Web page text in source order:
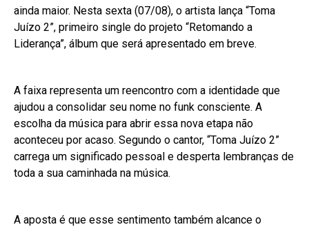
ainda maior. Nesta sexta (07/08), o artista lança “Toma
Juízo 2”, primeiro single do projeto “Retomando a
Liderança”, álbum que será apresentado em breve.
A faixa representa um reencontro com a identidade que
ajudou a consolidar seu nome no funk consciente. A
escolha da música para abrir essa nova etapa não
aconteceu por acaso. Segundo o cantor, “Toma Juízo 2”
carrega um significado pessoal e desperta lembranças de
toda a sua caminhada na música.
A aposta é que esse sentimento também alcance o